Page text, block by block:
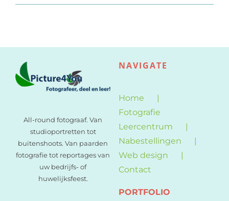
Corso
All-round fotograaf. Van
studioportretten tot
buitenshoots. Van paarden
fotografie tot reportages van
uw bedrijfs- of
huwelijksfeest.
NAVIGATE
Home
Fotografie
Leercentrum
Nabestellingen
Web design
Contact
PORTFOLIO